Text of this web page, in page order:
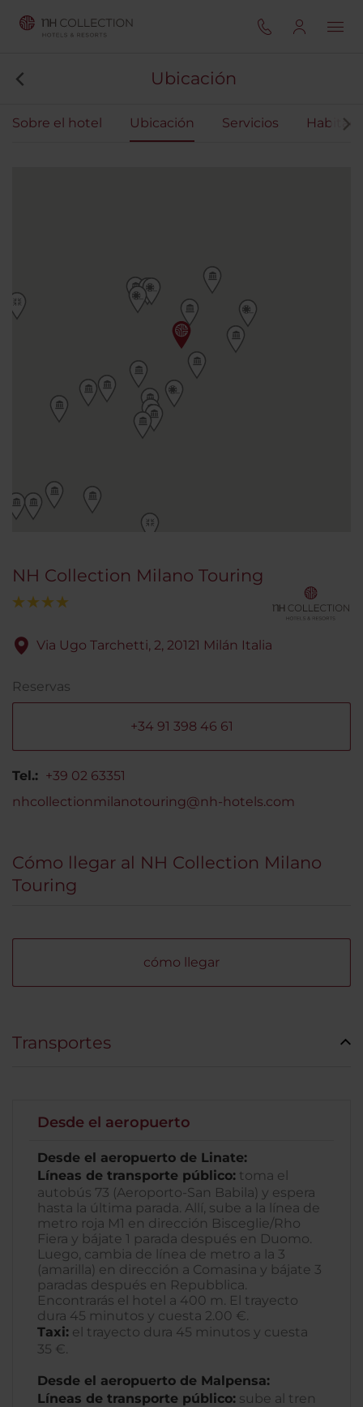
Ubicación
Sobre el hotel Ubicación Servicios
NH Collection Milano Touring
Via Ugo Tarchetti, 2, 20121 Milán Italia
Reservas
+34 91 398 46 61
Tel.: +39 02 63351
nhcollectionmilanotouring@nh-hotels.com
Cómo llegar al NH Collection Milano
Touring
cómo llegar
Transportes
Desde el aeropuerto
Desde el aeropuerto de Linate:
Líneas de transporte público: toma el
autobús 73 (Aeroporto-San Babila) y espera
hasta la última parada. Allí, sube a la línea de
metro roja M1 en dirección Bisceglie/Rho
Fiera y bájate 1 parada después en Duomo.
Luego, cambia de línea de metro a la 3
(amarilla) en dirección a Comasina y bájate 3
paradas después en Repubblica.
Encontrarás el hotel a 400 m. El trayecto
dura 45 minutos y cuesta 2.00 €.
Taxi: el trayecto dura 45 minutos y cuesta
35 €.
Desde el aeropuerto de Malpensa:
Líneas de transporte público: sube al tren